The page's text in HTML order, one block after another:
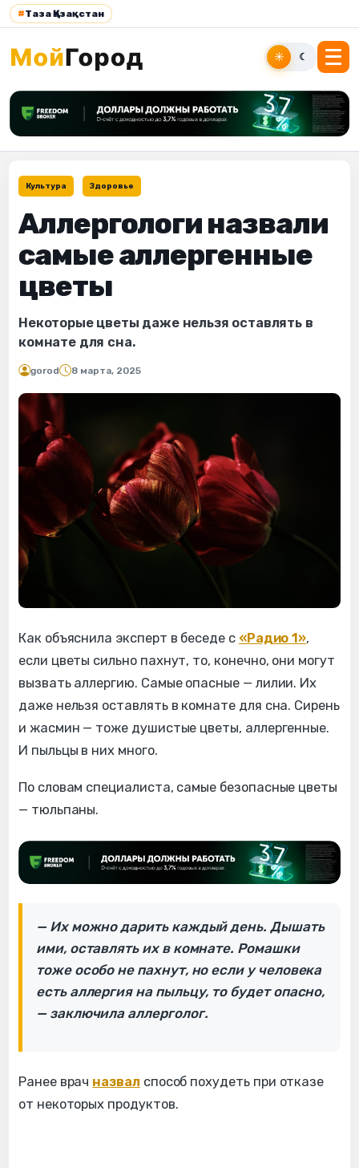
#Таза Қазақстан
☀ ☾
Культура Здоровье
Аллергологи назвали
самые аллергенные
цветы
Некоторые цветы даже нельзя оставлять в
комнате для сна.
gorod 8 марта, 2025
Как объяснила эксперт в беседе с «Радио 1»,
если цветы сильно пахнут, то, конечно, они могут
вызвать аллергию. Самые опасные — лилии. Их
даже нельзя оставлять в комнате для сна. Сирень
и жасмин — тоже душистые цветы, аллергенные.
И пыльцы в них много.
По словам специалиста, самые безопасные цветы
— тюльпаны.
— Их можно дарить каждый день. Дышать
ими, оставлять их в комнате. Ромашки
тоже особо не пахнут, но если у человека
есть аллергия на пыльцу, то будет опасно,
— заключила аллерголог.
Ранее врач назвал способ похудеть при отказе
от некоторых продуктов.